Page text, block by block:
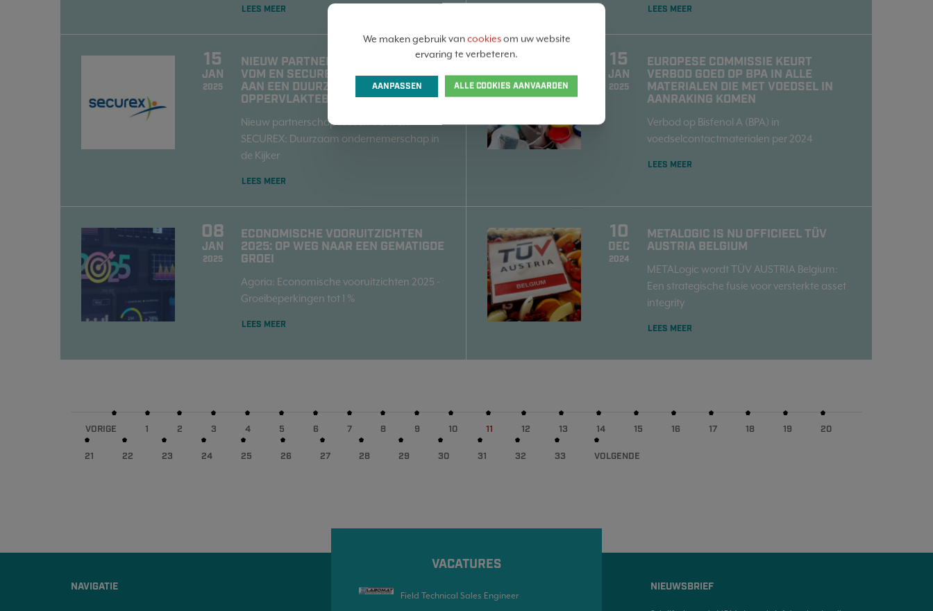
LEES MEER LEES MEER
15
JAN
2025
NIEUW PARTNERSHIP IN DE KIJKER:
VOM EN SECUREX WERKEN SAMEN
AAN EEN DUURZAME
OPPERVLAKTEBEHANDELING!
Nieuw partnerschap tussen VOM en
SECUREX: Duurzaam ondernemerschap in
de Kijker
LEES MEER
15
JAN
2025
EUROPESE COMMISSIE KEURT
VERBOD GOED OP BPA IN ALLE
MATERIALEN DIE MET VOEDSEL IN
AANRAKING KOMEN
Verbod op Bisfenol A (BPA) in
voedselcontactmaterialen per 2024
LEES MEER
08
JAN
2025
ECONOMISCHE VOORUITZICHTEN
2025: OP WEG NAAR EEN GEMATIGDE
GROEI
Agoria: Economische vooruitzichten 2025 -
Groeibeperkingen tot 1 %
LEES MEER
10
DEC
2024
METALOGIC IS NU OFFICIEEL TÜV
AUSTRIA BELGIUM
METALogic wordt TÜV AUSTRIA Belgium:
Een strategische fusie voor versterkte asset
integrity
LEES MEER
VORIGE 1 2 3 4 5 6 7 8 9 10 11 12 13 14 15 16 17 18 19 20
21 22 23 24 25 26 27 28 29 30 31 32 33 VOLGENDE
NAVIGATIE
VACATURES
Field Technical Sales Engineer
NIEUWSBRIEF
We maken gebruik vancookiesom uw website
ervaring te verbeteren.
AANPASSEN ALLE COOKIES AANVAARDEN